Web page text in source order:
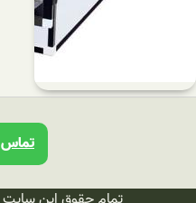
تماس